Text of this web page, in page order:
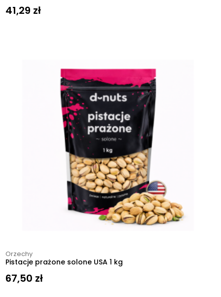
41,29 zł
Orzechy
Pistacje prażone solone USA 1 kg
67,50 zł